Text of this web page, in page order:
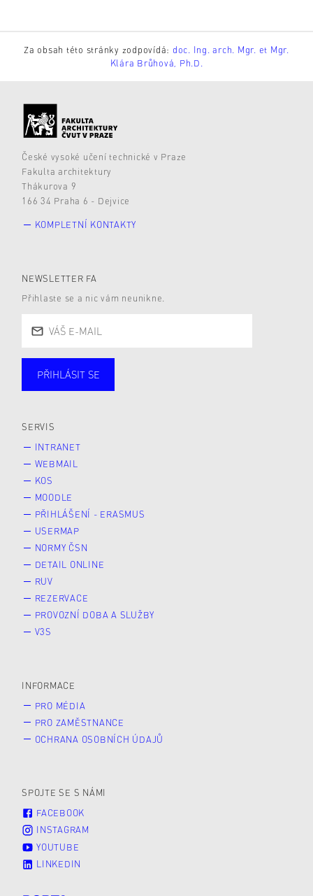
Za obsah této stránky zodpovídá: doc. Ing. arch. Mgr. et Mgr.
Klára Brůhová, Ph.D.
České vysoké učení technické v Praze
Fakulta architektury
Thákurova 9
166 34 Praha 6 - Dejvice
KOMPLETNÍ KONTAKTY
NEWSLETTER FA
Přihlaste se a nic vám neunikne.
Studující
PŘIHLÁSIT SE
SERVIS
INTRANET
WEBMAIL
KOS
MOODLE
PŘIHLÁŠENÍ - ERASMUS
USERMAP
NORMY ČSN
DETAIL ONLINE
RUV
REZERVACE
PROVOZNÍ DOBA A SLUŽBY
V3S
INFORMACE
PRO MÉDIA
PRO ZAMĚSTNANCE
OCHRANA OSOBNÍCH ÚDAJŮ
SPOJTE SE S NÁMI
FACEBOOK
INSTAGRAM
YOUTUBE
LINKEDIN